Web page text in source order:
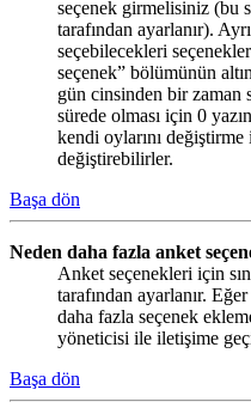
seçenek girmelisiniz (bu
tarafından ayarlanır).
seçebilecekleri
seçenek” bölümünün
gün cinsinden bir zaman
sürede olması için 0
kendi oylarını
değiştirebilirler.
Başa dön
Neden daha fazla anket
Anket seçenekleri için
tarafından ayarlanır.
daha fazla seçenek
yöneticisi ile iletişime
Başa dön